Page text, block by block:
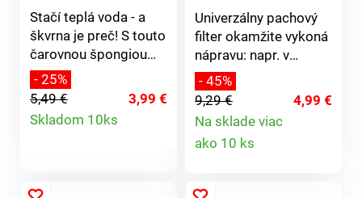
Stačí teplá voda - a
škvrna je preč! S touto
čarovnou špongiou
vyčistíte čalúnený
nábytok a koberce
dôkladne a šetrne - aj
bez čistiacich
- 25%
5,49 €
3,99 €
Skladom 10ks
Detail
Univerzálny pachový
filter okamžite vykoná
nápravu: napr. v
odpadkovom koši, v
mačacom záchode
atď. Dlhodobý účinok.
Aktívne
uhlie/polyester,
8,7 x 1 cm.
- 45%
9,29 €
4,99 €
Na sklade viac
ako 10 ks